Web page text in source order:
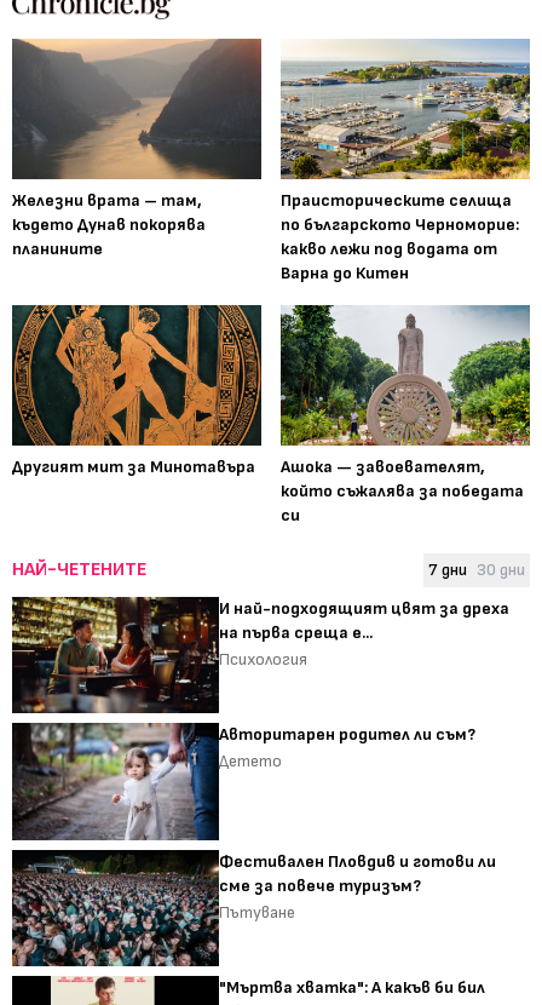
Железни врата – там,
където Дунав покорява
планините
Праисторическите селища
по българското Черноморие:
какво лежи под водата от
Варна до Китен
Другият мит за Минотавъра
Ашока — завоевателят,
който съжалява за победата
си
НАЙ-ЧЕТЕНИТЕ 7 дни 30 дни
И най-подходящият цвят за дреха
на първа среща е...
Психология
Авторитарен родител ли съм?
Детето
Фестивален Пловдив и готови ли
сме за повече туризъм?
Пътуване
"Мъртва хватка": А какъв би бил